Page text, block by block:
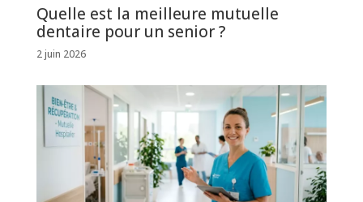
Quelle est la meilleure mutuelle
dentaire pour un senior ?
2 juin 2026